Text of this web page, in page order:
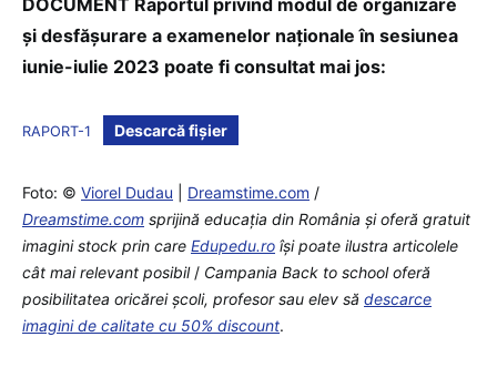
DOCUMENT Raportul privind modul de organizare
şi desfăşurare a examenelor naţionale în sesiunea
iunie-iulie 2023 poate fi consultat mai jos:
RAPORT-1 Descarcă fișier
Foto: © Viorel Dudau Dreamstime.com /
Dreamstime.com sprijină educaţia din România şi oferă gratuit
imagini stock prin care Edupedu.ro îşi poate ilustra articolele
cât mai relevant posibil/ Campania Back to school oferă
posibilitatea oricărei școli, profesor sau elev să descarce
imagini de calitate cu 50% discount.